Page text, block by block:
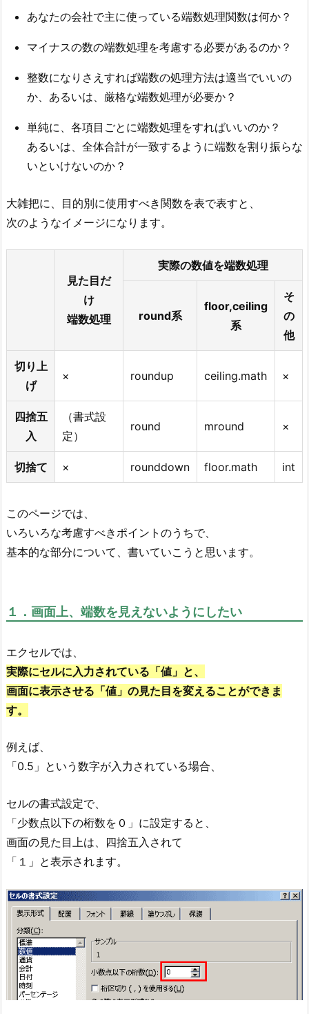
あなたの会社で主に使っている端数処理関数は何か？
マイナスの数の端数処理を考慮する必要があるのか？
整数になりさえすれば端数の処理方法は適当でいいの
か、あるいは、厳格な端数処理が必要か？
単純に、各項目ごとに端数処理をすればいいのか？
あるいは、全体合計が一致するように端数を割り振らな
いといけないのか？
大雑把に、目的別に使用すべき関数を表で表すと、
次のようなイメージになります。
見た目だ
け
端数処理
実際の数値を端数処理
round系
floor,ceiling
系
そ
の
他
切り上
げ
× roundup ceiling.math ×
四捨五
入
（書式設
定）
round mround ×
切捨て × rounddown floor.math int
このページでは、
いろいろな考慮すべきポイントのうちで、
基本的な部分について、書いていこうと思います。
１．画面上、端数を見えないようにしたい
エクセルでは、
実際にセルに入力されている「値」と、
画面に表示させる「値」の見た目を変えることができま
す。
例えば、
「0.5」という数字が入力されている場合、
セルの書式設定で、
「少数点以下の桁数を０」に設定すると、
画面の見た目上は、四捨五入されて
「１」と表示されます。